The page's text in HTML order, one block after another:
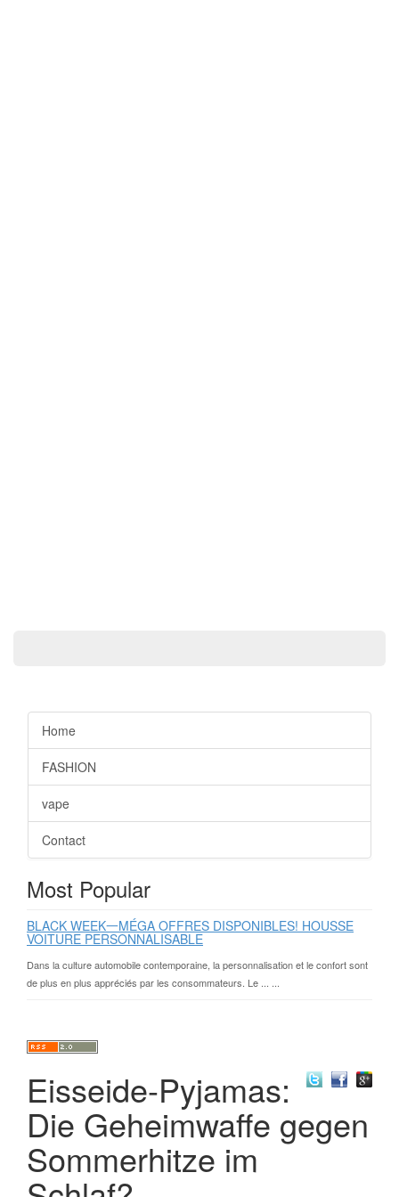
Home
FASHION
vape
Contact
Most Popular
BLACK WEEK一MÉGA OFFRES DISPONIBLES! HOUSSE
VOITURE PERSONNALISABLE
Dans la culture automobile contemporaine, la personnalisation et le confort sont
de plus en plus appréciés par les consommateurs. Le ... ...
Eisseide-Pyjamas:
Die Geheimwaffe gegen
Sommerhitze im